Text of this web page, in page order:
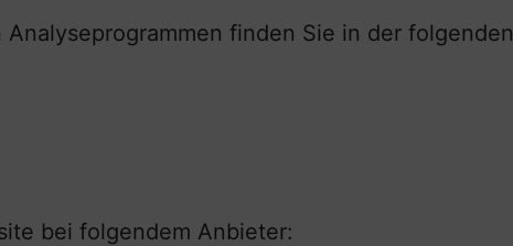
finden Sie in der folgenden
bei folgendem Anbieter: